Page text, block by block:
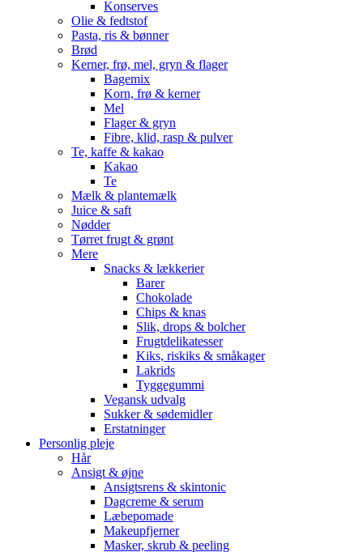
Konserves
Olie & fedtstof
Pasta, ris & bønner
Brød
Kerner, frø, mel, gryn & flager
Bagemix
Korn, frø & kerner
Mel
Flager & gryn
Fibre, klid, rasp & pulver
Te, kaffe & kakao
Kakao
Te
Mælk & plantemælk
Juice & saft
Nødder
Tørret frugt & grønt
Mere
Snacks & lækkerier
Barer
Chokolade
Chips & knas
Slik, drops & bolcher
Frugtdelikatesser
Kiks, riskiks & småkager
Lakrids
Tyggegummi
Vegansk udvalg
Sukker & sødemidler
Erstatninger
Personlig pleje
Hår
Ansigt & øjne
Ansigtsrens & skintonic
Dagcreme & serum
Læbepomade
Makeupfjerner
Masker, skrub & peeling